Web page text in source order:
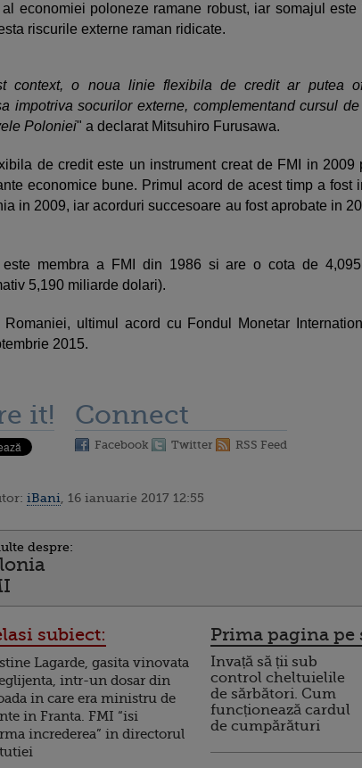
al economiei poloneze ramane robust, iar somajul este
riscurile externe raman ridicate.
context, o noua linie flexibila de credit ar putea
impotriva socurilor externe, complementand cursul
Poloniei" a declarat Mitsuhiro Furusawa.
de credit este un instrument creat de FMI in 2009
economice bune. Primul acord de acest timp a fost
in 2009, iar acorduri succesoare au fost aprobate in
este membra a FMI din 1986 si are o cota de
5,190 miliarde dolari).
Romaniei, ultimul acord cu Fondul Monetar
2015.
it! Connect
Facebook Twitter RSS Feed
iBani , 16 ianuarie 2017 12:55
despre:
subiect:
Lagarde, gasita vinovata
intr-un dosar din
in care era ministru de
in Franta. FMI “isi
increderea” in directorul
Prima pagina pe
Invață să ții sub
control cheltuielile
de sărbători. Cum
funcționează cardul
de cumpărături